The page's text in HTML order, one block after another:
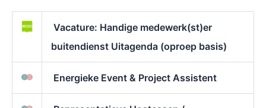
Vacature: Handige medewerk(st)er
buitendienst Uitagenda (oproep basis)
Energieke Event & Project Assistent